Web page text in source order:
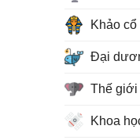
Khảo cổ
Đại
Thế giới
Khoa